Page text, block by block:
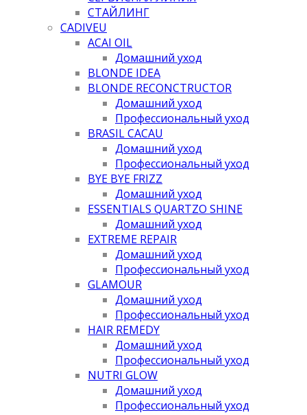
СТАЙЛИНГ
CADIVEU
ACAI OIL
Домашний уход
BLONDE IDEA
BLONDE RECONCTRUCTOR
Домашний уход
Профессиональный уход
BRASIL CACAU
Домашний уход
Профессиональный уход
BYE BYE FRIZZ
Домашний уход
ESSENTIALS QUARTZO SHINE
Домашний уход
EXTREME REPAIR
Домашний уход
Профессиональный уход
GLAMOUR
Домашний уход
Профессиональный уход
HAIR REMEDY
Домашний уход
Профессиональный уход
NUTRI GLOW
Домашний уход
Профессиональный уход